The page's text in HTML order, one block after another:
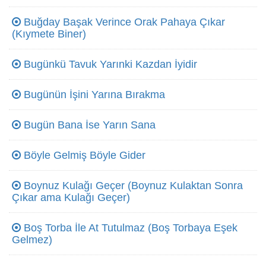
Buğday Başak Verince Orak Pahaya Çıkar
(Kıymete Biner)
Bugünkü Tavuk Yarınki Kazdan İyidir
Bugünün İşini Yarına Bırakma
Bugün Bana İse Yarın Sana
Böyle Gelmiş Böyle Gider
Boynuz Kulağı Geçer (Boynuz Kulaktan Sonra
Çıkar ama Kulağı Geçer)
Boş Torba İle At Tutulmaz (Boş Torbaya Eşek
Gelmez)